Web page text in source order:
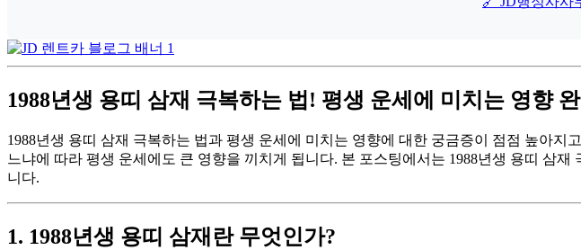
1988년생 용띠 삼재 극복하는 법! 평생 운세에 미치는 영향
1988년생 용띠 삼재 극복하는 법과 평생 운세에 미치는 영향에 대한 궁금증이 점점 높아
느냐에 따라 평생 운세에도 큰 영향을 끼치게 됩니다. 본 포스팅에서는 1988년생 용띠 삼
니다.
1. 1988년생 용띠 삼재란 무엇인가?